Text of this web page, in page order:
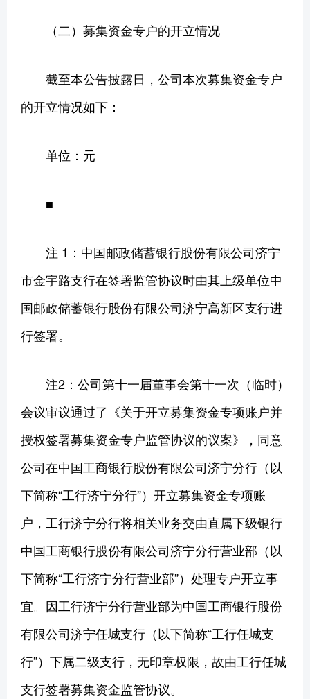
（二）募集资金专户的开立情况
截至本公告披露日，公司本次募集资金专户
的开立情况如下：
单位：元
■
注 1：中国邮政储蓄银行股份有限公司济宁
市金宇路支行在签署监管协议时由其上级单位中
国邮政储蓄银行股份有限公司济宁高新区支行进
行签署。
注2：公司第十一届董事会第十一次（临时）
会议审议通过了《关于开立募集资金专项账户并
授权签署募集资金专户监管协议的议案》，同意
公司在中国工商银行股份有限公司济宁分行（以
下简称“工行济宁分行”）开立募集资金专项账
户，工行济宁分行将相关业务交由直属下级银行
中国工商银行股份有限公司济宁分行营业部（以
下简称“工行济宁分行营业部”）处理专户开立事
宜。因工行济宁分行营业部为中国工商银行股份
有限公司济宁任城支行（以下简称“工行任城支
行”）下属二级支行，无印章权限，故由工行任城
支行签署募集资金监管协议。